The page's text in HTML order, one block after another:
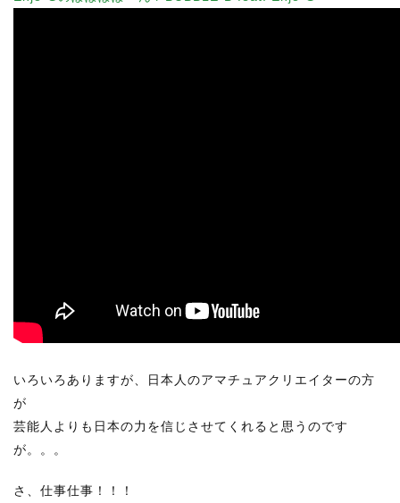
いろいろありますが、日本人のアマチュアクリエイターの方
が
芸能人よりも日本の力を信じさせてくれると思うのです
が。。。
さ、仕事仕事！！！